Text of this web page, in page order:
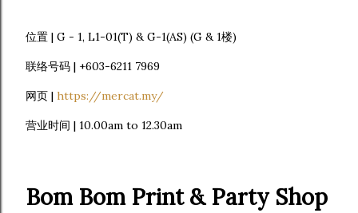
位置 | G - 1, L1-01(T) & G-1(AS) (G & 1楼)
联络号码 | +603-6211 7969
网页 | https://mercat.my/
营业时间 | 10.00am to 12.30am
Bom Bom Print & Party Shop